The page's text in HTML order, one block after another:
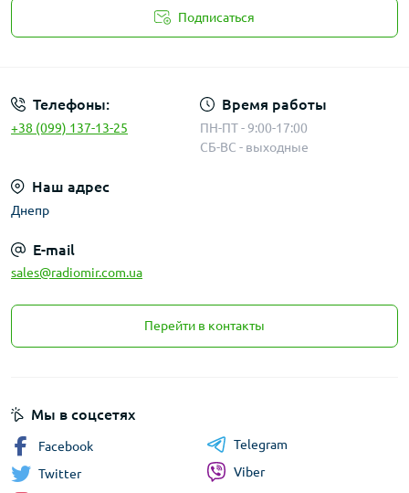
Подписаться
Телефоны:
+38 (099) 137-13-25
Время работы
ПН-ПТ - 9:00-17:00
СБ-ВС - выходные
Наш адрес
Днепр
E-mail
sales@radiomir.com.ua
Перейти в контакты
Мы в соцсетях
Facebook
Twitter
Telegram
Viber